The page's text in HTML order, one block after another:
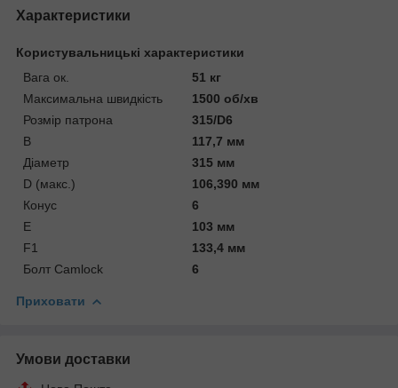
Характеристики
Користувальницькі характеристики
Вага ок.
51 кг
Максимальна швидкість
1500 об/хв
Розмір патрона
315/D6
В
117,7 мм
Діаметр
315 мм
D (макс.)
106,390 мм
Конус
6
Е
103 мм
F1
133,4 мм
Болт Camlock
6
Приховати
Умови доставки